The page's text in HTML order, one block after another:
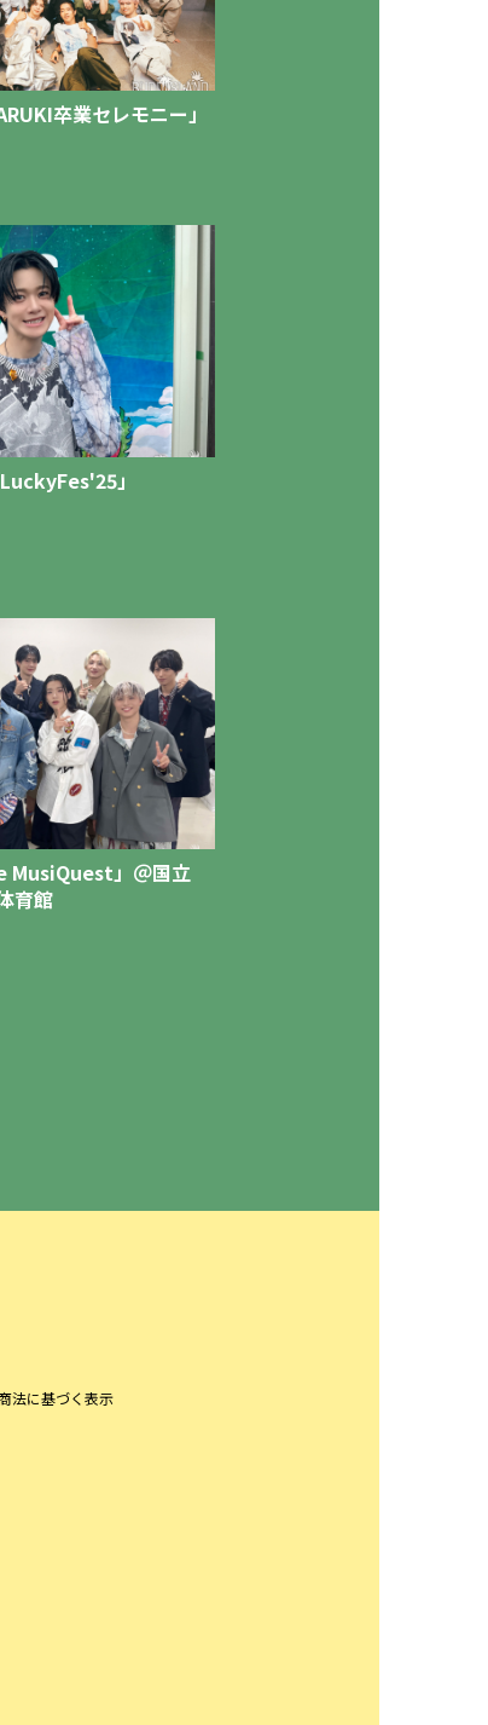
卒業セレモニー」
」
MusiQuest」＠国立
育館
法に基づく表示